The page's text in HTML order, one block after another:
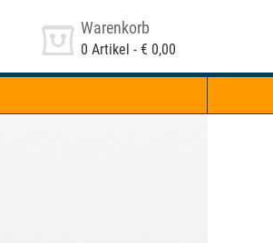
Warenkorb
0 Artikel - € 0,00